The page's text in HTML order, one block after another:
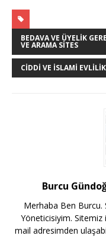
BEDAVA VE ÜYELIK
VE ARAMA SITES
CIDDI VE İSLAMI
Burcu
Merhaba Ben Burcu.
Yöneticisiyim.
mail adresimden